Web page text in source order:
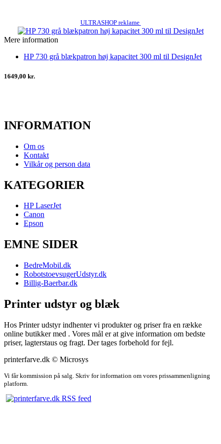
ULTRASHOP reklame
Mere information
HP 730 grå blækpatron høj kapacitet 300 ml til DesignJet
1649,00 kr.
INFORMATION
Om os
Kontakt
Vilkår og person data
KATEGORIER
HP LaserJet
Canon
Epson
EMNE SIDER
BedreMobil.dk
RobotstoevsugerUdstyr.dk
Billig-Baerbar.dk
Printer udstyr og blæk
Hos Printer udstyr indhenter vi produkter og priser fra en række
online butikker med . Vores mål er at give information om bedste
priser, lagterstaus og fragt. Der tages forbehold for fejl.
printerfarve.dk © Microsys
Vi får kommission på salg. Skriv for information om vores prissammenligning
platform.